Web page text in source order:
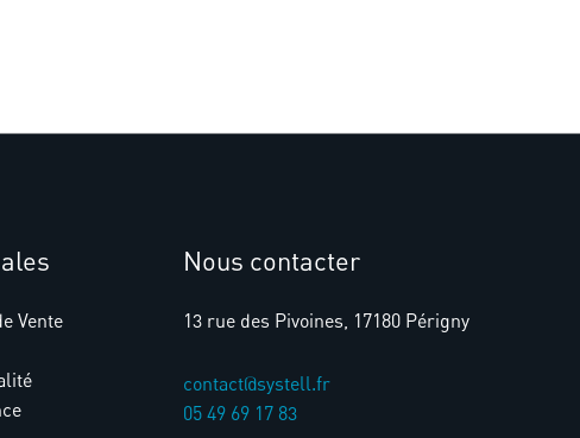
Vente
Nous contacter
13 rue des Pivoines, 17180 Périgny
contact@systell.fr​
05 49 69 17 83